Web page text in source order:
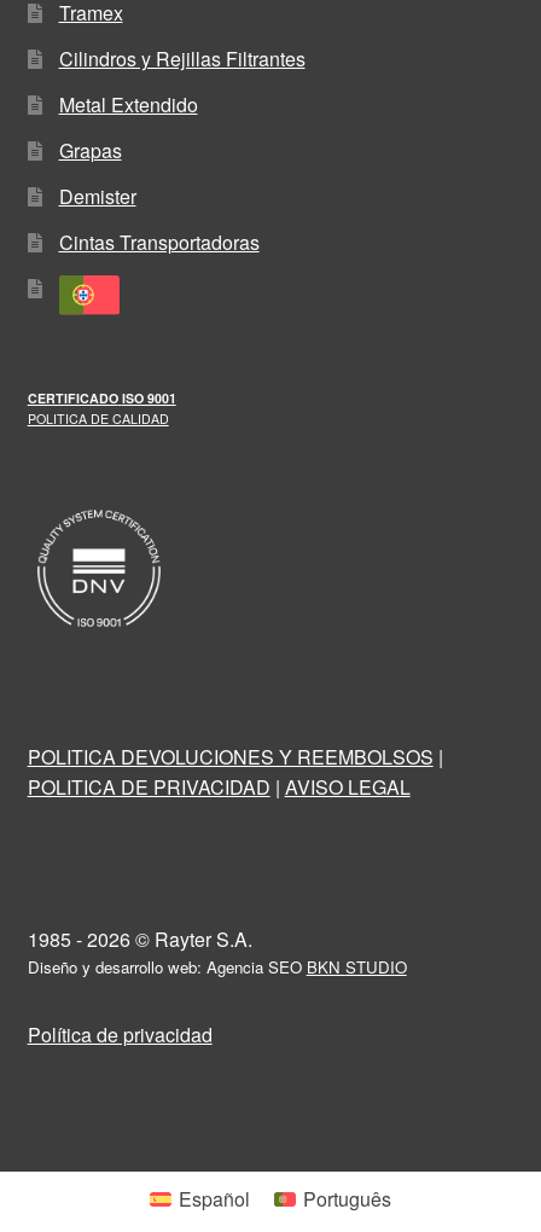
Tramex
Cilindros y Rejillas Filtrantes
Metal Extendido
Grapas
Demister
Cintas Transportadoras
CERTIFICADO ISO 9001
POLITICA DE CALIDAD
POLITICA DEVOLUCIONES Y REEMBOLSOS |
POLITICA DE PRIVACIDAD | AVISO LEGAL
1985 - 2026 © Rayter S.A.
Diseño y desarrollo web: Agencia SEO BKN STUDIO
Política de privacidad
Español Português